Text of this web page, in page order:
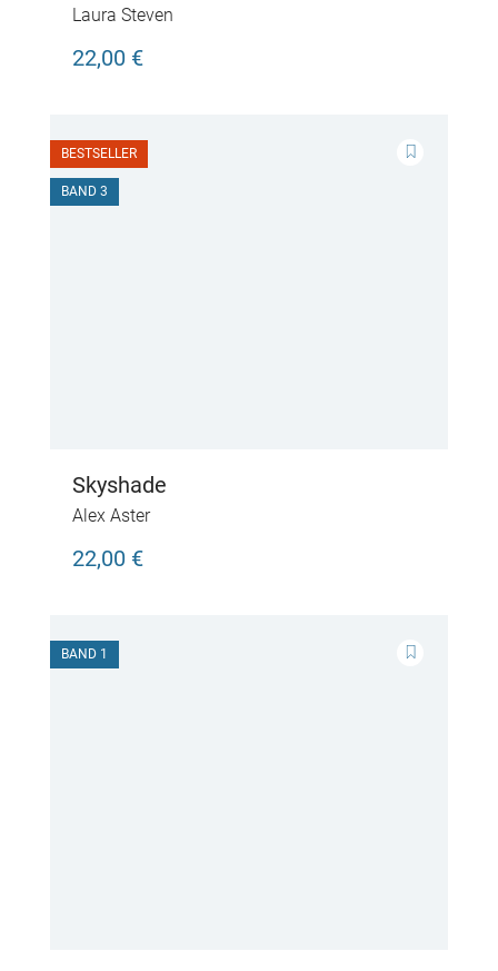
Laura Steven
22,00 €
BESTSELLER
BAND 3
Skyshade
Alex Aster
22,00 €
BAND 1